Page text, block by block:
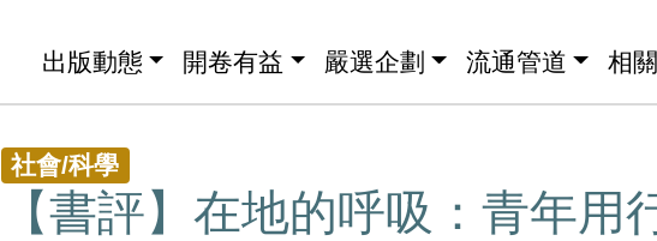
出版動態 開卷有益 嚴選企劃 流通管道 相
社會/科學
【書評】在地的呼吸：青年用